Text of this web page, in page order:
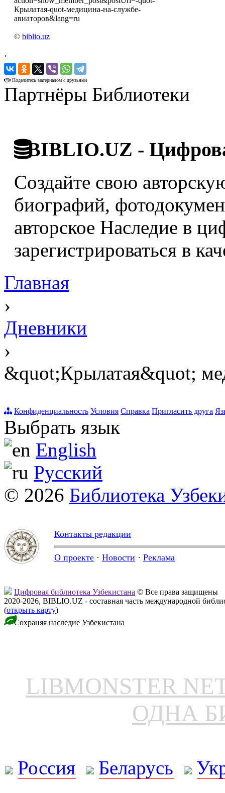
Крылатая-quot-медицина-на-службе-
авиаторов&lang=ru
© biblio.uz
‹
›
Поделитесь материалом с друзьями
Партнёры Библиотеки
BIBLIO.UZ -
Создайте свою
биографий,
авторское Наследие в
зарегистрироваться в
Главная
›
Дневники
›
&quot;Крылатая&quot;
Конфиденциальность Условия Справка Пригласить друга
Выбрать язык
English
Русский
© 2026 Библиотека
Контакты редакции
О проекте · Новости · Реклама
Цифровая библиотека Узбекистана © Все права защищены
2020-2026, BIBLIO.UZ - составная часть международной
(открыть карту)
Сохраняя наследие Узбекистана
LIBMONSTER
ОДНА
Россия Беларусь